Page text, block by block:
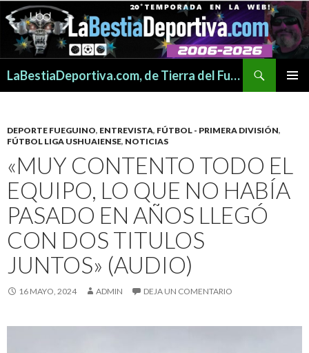
LaBestiaDeportiva.com, de Tierra del Fuego para todo el mundo
DEPORTE FUEGUINO, ENTREVISTA, FÚTBOL - PRIMERA DIVISIÓN,
FÚTBOL LIGA USHUAIENSE, NOTICIAS
«MUY CONTENTO TODO EL
EQUIPO, LO QUE NO HABÍA
PASADO EN AÑOS LLEGÓ
CON DOS TITULOS
JUNTOS» (AUDIO)
16 MAYO, 2024 ADMIN DEJA UN COMENTARIO